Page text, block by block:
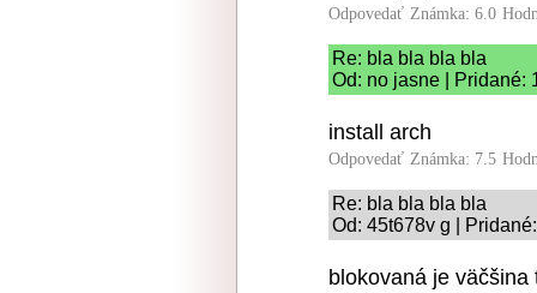
Odpovedať Známka: 6.0
Re: bla bla bla bla
Od: no jasne | Pridané:
install arch
Odpovedať Známka: 7.5
Re: bla bla bla bla
Od: 45t678v g |
blokovaná je väčšina